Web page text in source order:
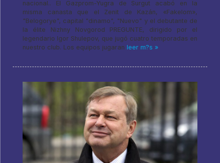
nacional.. El Gazprom-Yugra de Surgut acabó en la
misma canasta que el Zenit de Kazán, «Fakelom»,
"Belogorye", capital "dinamo", "Nuevo" y el debutante de
la élite Nizhny Novgorod PREGUNTE, dirigido por el
legendario Igor Shulepov, que jugó cuatro temporadas en
nuestro club. Los equipos jugaran leer m?s »